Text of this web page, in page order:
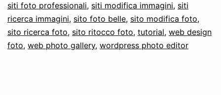
siti foto professionali, siti modifica immagini, siti
ricerca immagini, sito foto belle, sito modifica foto,
sito ricerca foto, sito ritocco foto, tutorial, web design
foto, web photo gallery, wordpress photo editor